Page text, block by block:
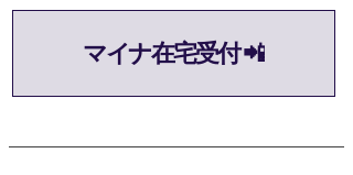
マイナ在宅受付 📲